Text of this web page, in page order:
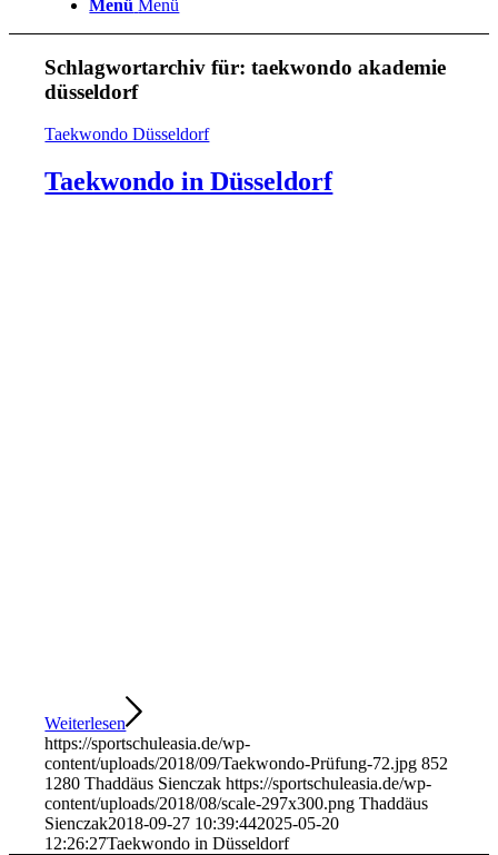
Menü Menü
Schlagwortarchiv für:taekwondo akademie
düsseldorf
Taekwondo Düsseldorf
Taekwondo in Düsseldorf
Weiterlesen
https://sportschuleasia.de/wp-
content/uploads/2018/09/Taekwondo-Prüfung-72.jpg 852
1280 Thaddäus Sienczak https://sportschuleasia.de/wp-
content/uploads/2018/08/scale-297x300.png Thaddäus
Sienczak2018-09-27 10:39:442025-05-20
12:26:27Taekwondo in Düsseldorf